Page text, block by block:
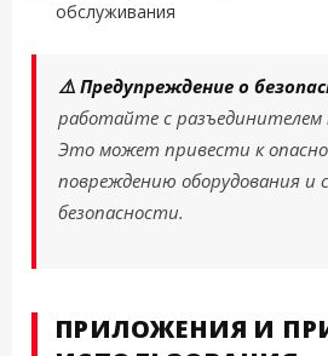
обслуживания
⚠️ Предупреждение о
работайте с разъединителем
Это может привести к
повреждению оборудования и
безопасности.
ПРИЛОЖЕНИЯ И